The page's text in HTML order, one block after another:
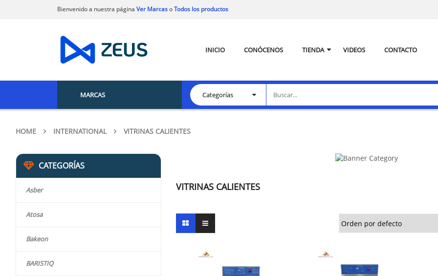
Bienvenido a nuestra página Ver MarcasoTodos los productos
INICIO CONÓCENOS TIENDA VIDEOS CONTACTO
MARCAS
HOME INTERNATIONAL VITRINAS CALIENTES
CATEGORÍAS
Asber
Atosa
Bakeon
BARISTIQ
VITRINAS CALIENTES